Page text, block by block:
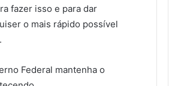
fazer isso e para dar
o mais rápido possível
Federal mantenha o